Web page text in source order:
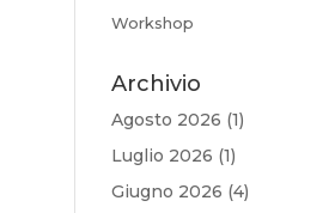
Workshop
Archivio
Agosto 2026 (1)
Luglio 2026 (1)
Giugno 2026 (4)